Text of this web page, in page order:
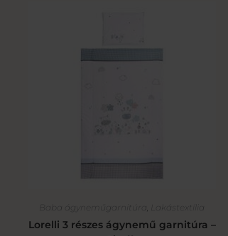
Baba ágyneműgarnitúra, Lakástextília
Lorelli 3 részes ágynemű garnitúra –